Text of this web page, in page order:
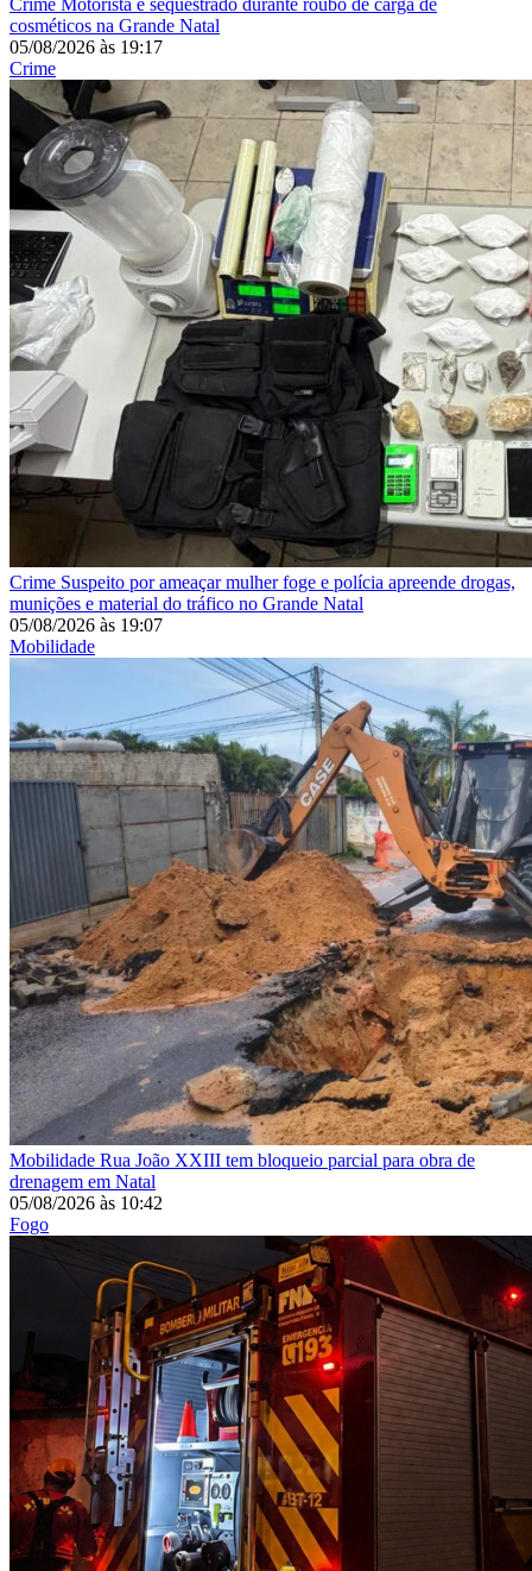
cosméticos na Grande Natal
05/08/2026 às 19:17
Crime
Crime Suspeito por ameaçar mulher foge e polícia apreende drogas,
munições e material do tráfico no Grande Natal
05/08/2026 às 19:07
Mobilidade
Mobilidade Rua João XXIII tem bloqueio parcial para obra de
drenagem em Natal
05/08/2026 às 10:42
Fogo